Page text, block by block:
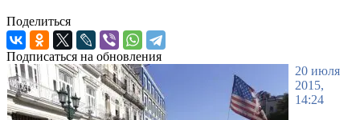
Поделиться
Подписаться на обновления
20 июля
2015,
14:24